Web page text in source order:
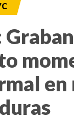
Graban
en